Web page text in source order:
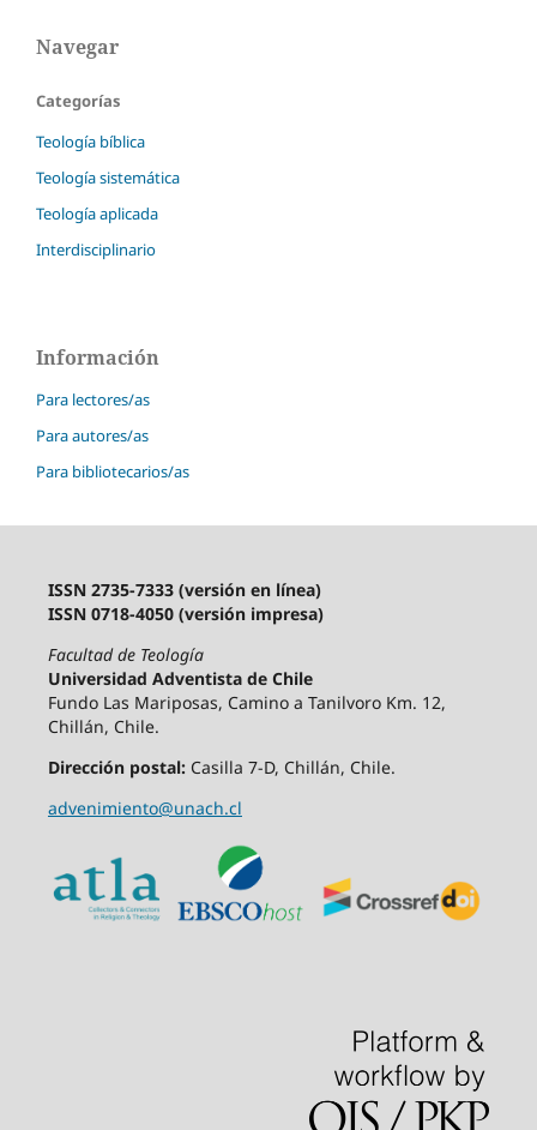
Navegar
Categorías
Teología bíblica
Teología sistemática
Teología aplicada
Interdisciplinario
Información
Para lectores/as
Para autores/as
Para bibliotecarios/as
ISSN 2735-7333 (versión en línea)
ISSN 0718-4050 (versión impresa)
Facultad de Teología
Universidad Adventista de Chile
Fundo Las Mariposas, Camino a Tanilvoro Km. 12,
Chillán, Chile.
Dirección postal:Casilla 7-D, Chillán, Chile.
advenimiento@unach.cl